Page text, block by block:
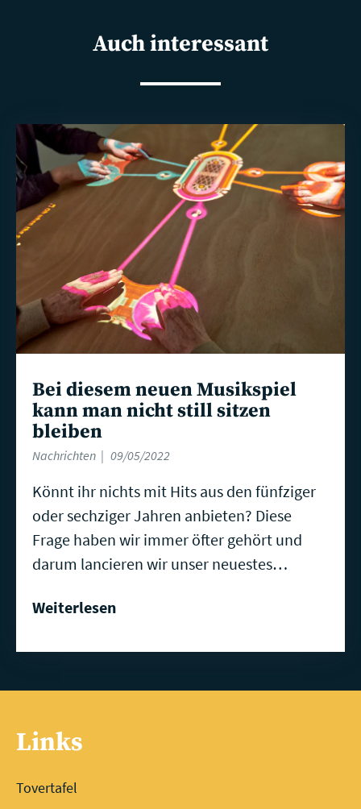
Auch interessant
Bei diesem neuen Musikspiel
kann man nicht still sitzen
bleiben
Nachrichten 09/05/2022
Könnt ihr nichts mit Hits aus den fünfziger
oder sechziger Jahren anbieten? Diese
Frage haben wir immer öfter gehört und
darum lancieren wir unser neuestes…
Weiterlesen
Weiterlesen
Links
Tovertafel